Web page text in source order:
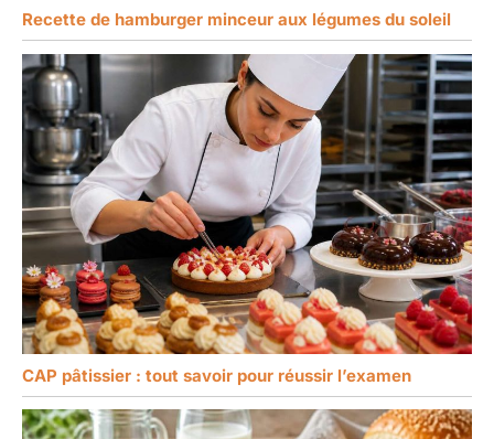
Recette de hamburger minceur aux légumes du soleil
CAP pâtissier : tout savoir pour réussir l’examen